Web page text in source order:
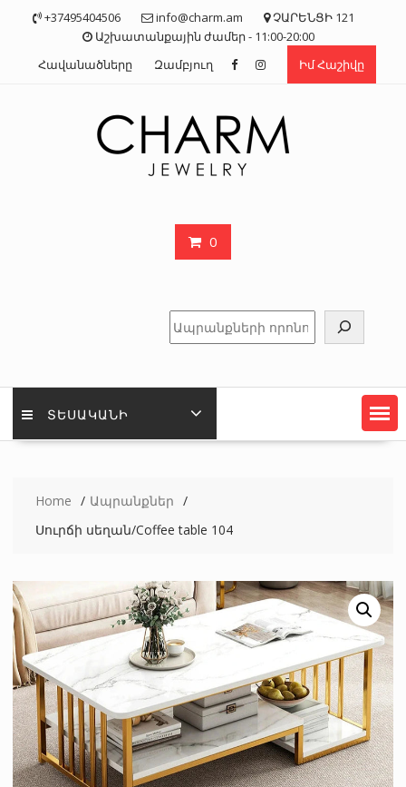
+37495404506 info@charm.am
ՉԱՐԵՆՑԻ 121
Աշխատանքային ժամեր - 11:00-20:00
Հավանածները
Զամբյուղ Իմ Հաշիվը
0
Որոնել
ՏԵՍԱԿԱՆԻ
Home
Ապրանքներ
Սուրճի սեղան/Coffee table 104